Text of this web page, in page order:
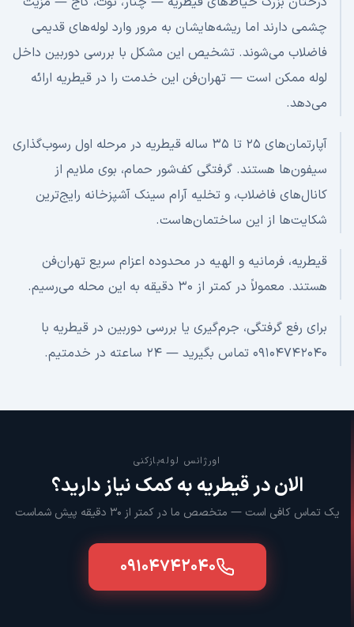
چشمی دارند اما ریشه‌هایشان به مرور وارد لوله‌های قدیمی
فاضلاب می‌شوند. تشخیص این مشکل با بررسی دوربین داخل
لوله ممکن است — تهران‌فن این خدمت را در قیطریه ارائه
می‌دهد.
آپارتمان‌های ۲۵ تا ۳۵ ساله قیطریه در مرحله اول رسوب‌گذاری
سیفون‌ها هستند. گرفتگی کف‌شور حمام، بوی ملایم از
کانال‌های فاضلاب، و تخلیه آرام سینک آشپزخانه رایج‌ترین
شکایت‌ها از این ساختمان‌هاست.
قیطریه، فرمانیه و الهیه در محدوده اعزام سریع تهران‌فن
هستند. معمولاً در کمتر از ۳۰ دقیقه به این محله می‌رسیم.
برای رفع گرفتگی، جرم‌گیری یا بررسی دوربین در قیطریه با
۰۹۱۰۴۷۴۲۰۴۰ تماس بگیرید — ۲۴ ساعته در خدمتیم.
اورژانس لوله‌بازکنی
الان درقیطریهبه کمک نیاز دارید؟
یک تماس کافی است — متخصص ما در کمتر از ۳۰ دقیقه پیش شماست
۰۹۱۰۴۷۴۲۰۴۰